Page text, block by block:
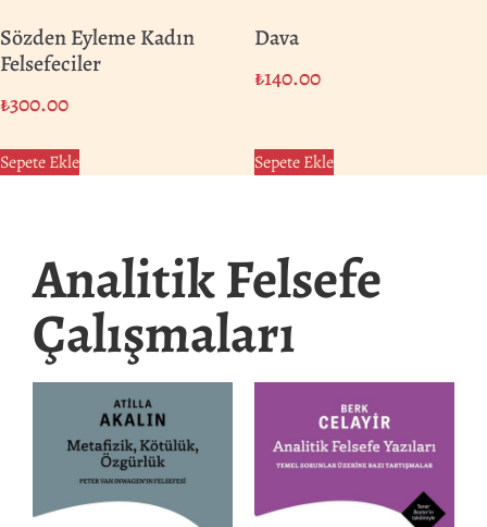
Sözden Eyleme Kadın
Felsefeciler
₺300.00
Sepete Ekle
Dava
₺140.00
Sepete Ekle
Analitik Felsefe
Çalışmaları